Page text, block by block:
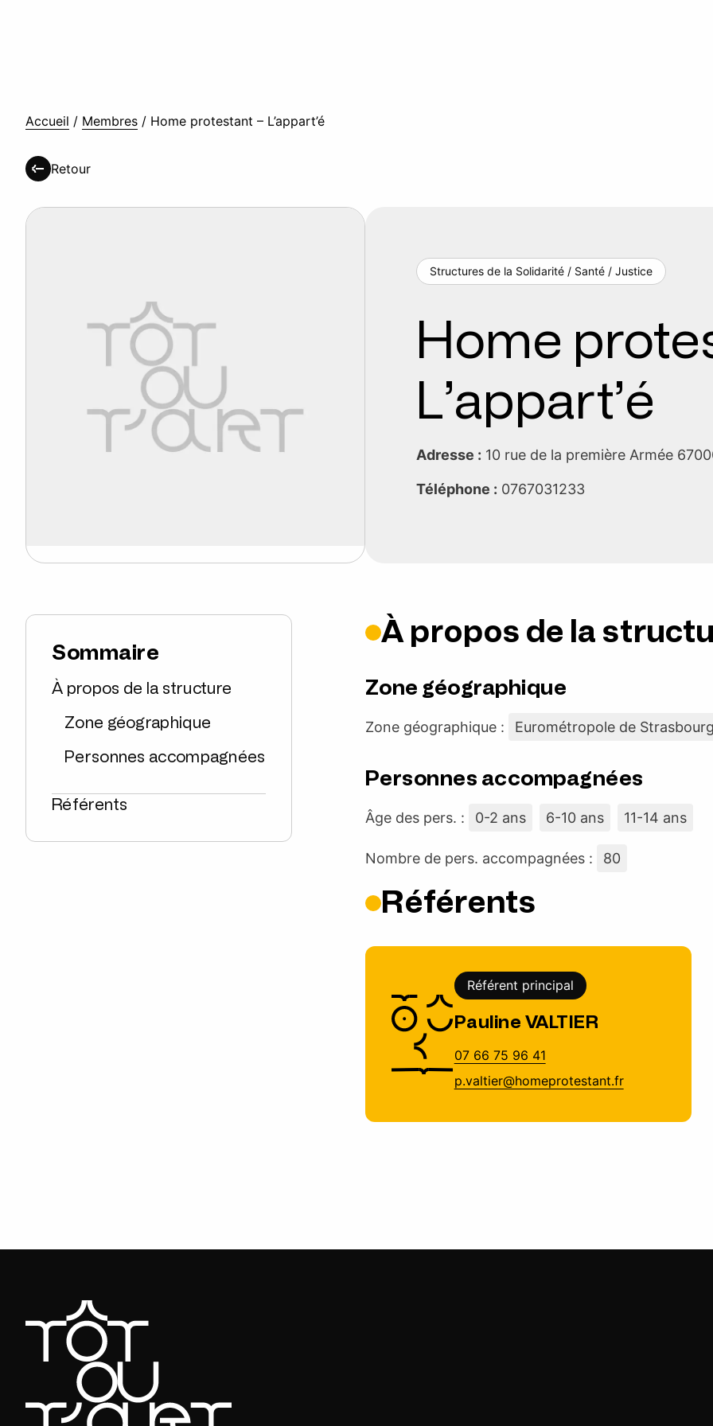
Accueil / Membres / Home protestant – L’appart’é
Retour
Structures de la Solidarité / Santé / Justice
Home
L’appart’é
Adresse : 10 rue de la première Armée
Téléphone : 0767031233
Sommaire
À propos de la structure
Zone géographique
Personnes accompagnées
Référents
À propos de la
Zone géographique
Zone géographique : Eurométropole de
Personnes accompagnées
Âge des pers. : 0-2 ans 6-10 ans 11-14 ans
Nombre de pers. accompagnées : 80
Référents
Référent principal
Pauline VALTIER
07 66 75 96 41
p.valtier@homeprotestant.fr